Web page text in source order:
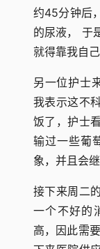
约45分钟后
的尿液， 于
就得靠我自己
另一位护士
我表示这不
饭了，护士
输过一些葡
象，并且会
接下来周二
一个不好的
高，因此需